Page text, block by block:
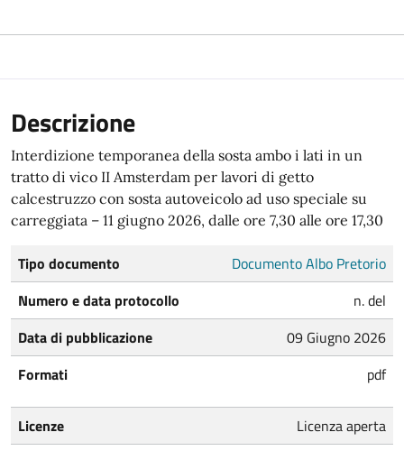
Descrizione
Interdizione temporanea della sosta ambo i lati in un
tratto di vico II Amsterdam per lavori di getto
calcestruzzo con sosta autoveicolo ad uso speciale su
carreggiata – 11 giugno 2026, dalle ore 7,30 alle ore 17,30
Tipo documento
Documento Albo Pretorio
Numero e data protocollo
n. del
Data di pubblicazione
09 Giugno 2026
Formati
pdf
Licenze Licenza aperta